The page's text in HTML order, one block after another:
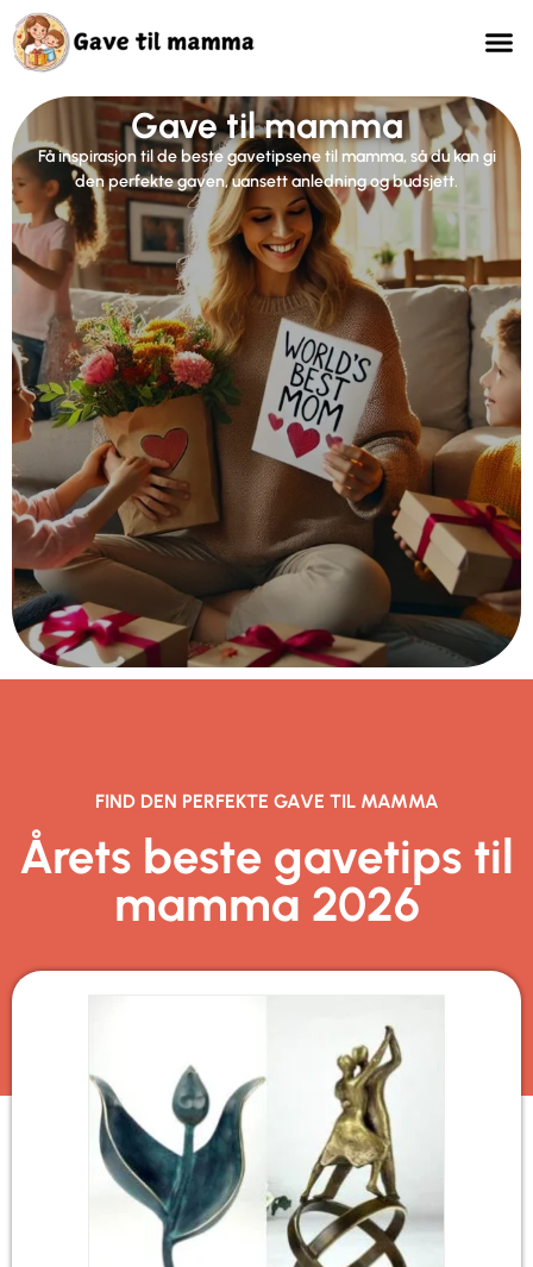
Gave til mamma
Få inspirasjon til de beste gavetipsene til mamma, så du kan gi
den perfekte gaven, uansett anledning og budsjett.
FIND DEN PERFEKTE GAVE TIL MAMMA
Årets beste gavetips til
mamma 2026